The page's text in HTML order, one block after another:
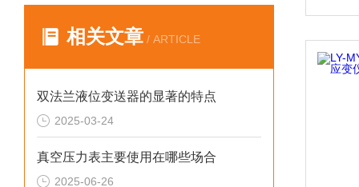
相关文章 / ARTICLE
双法兰液位变送器的显著的特点
2025-03-24
真空压力表主要使用在哪些场合
2025-06-26